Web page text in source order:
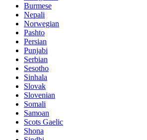
Burmese
Nepali
Norwegian
Pashto
Persian
Punjabi
Serbian
Sesotho
Sinhala
Slovak
Slovenian
Somali
Samoan
Scots Gaelic
Shona